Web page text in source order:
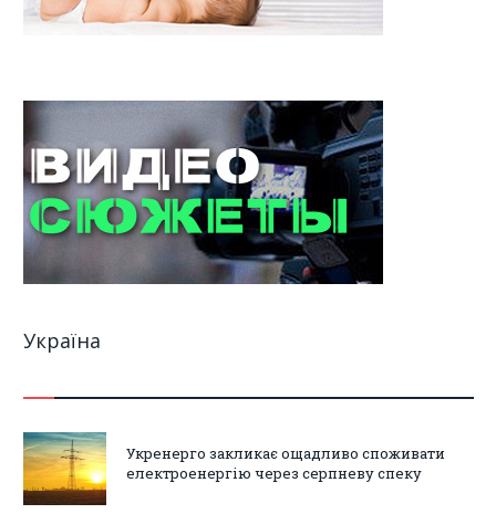
Україна
Укренерго закликає ощадливо споживати
електроенергію через серпневу спеку